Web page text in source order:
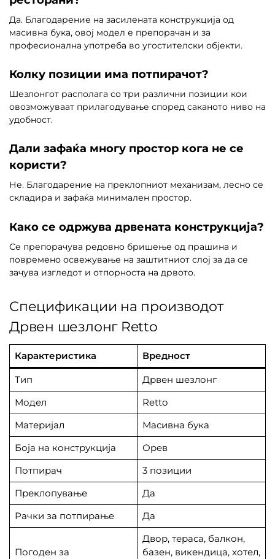
Да. Благодарение на засилената конструкција од
масивна бука, овој модел е препорачан и за
професионална употреба во угостителски објекти.
Колку позиции има потпирачот?
Шезлонгот располага со три различни позиции кои
овозможуваат прилагодување според саканото ниво на
удобност.
Дали зафаќа многу простор кога не се
користи?
Не. Благодарение на преклопниот механизам, лесно се
складира и зафаќа минимален простор.
Како се одржува дрвената конструкција?
Се препорачува редовно бришење од прашина и
повремено освежување на заштитниот слој за да се
зачува изгледот и отпорноста на дрвото.
Спецификации на производот
Дрвен шезлонг Retto
Карактеристика Вредност
Тип
Дрвен шезлонг
Модел
Retto
Материјал
Масивна бука
Боја на конструкција
Орев
Потпирач
3 позиции
Преклопување
Да
Рачки за потпирање
Да
Погоден за
Двор, тераса, балкон,
базен, викендица, хотел,